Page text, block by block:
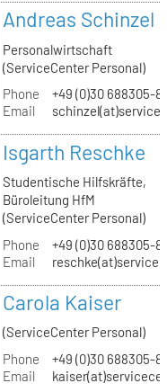
Andreas Schinzel
Personalwirtschaft
(ServiceCenter Personal)
Phone
+49 (0)30 688305-
Email
Isgarth Reschke
Studentische Hilfskräfte,
Büroleitung HfM
(ServiceCenter Personal)
Phone
+49 (0)30 688305-
Email
Carola Kaiser
(ServiceCenter Personal)
Phone
+49 (0)30 688305-
Email